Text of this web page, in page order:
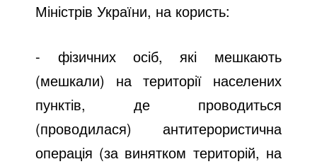
Міністрів України, на користь:
- фізичних осіб, які мешкають
(мешкали) на території населених
пунктів, де проводиться
(проводилася) антитерористична
операція (за винятком територій, на